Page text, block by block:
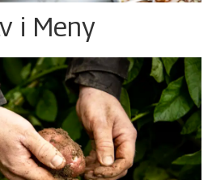
i Meny